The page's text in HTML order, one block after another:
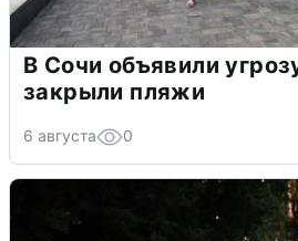
В Сочи объявили
закрыли пляжи
6 августа 0